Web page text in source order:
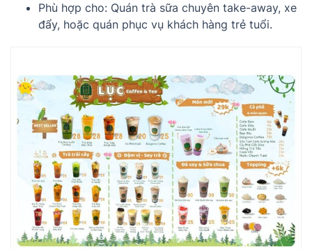
Phù hợp cho: Quán trà sữa chuyên take-away, xe
đẩy, hoặc quán phục vụ khách hàng trẻ tuổi.